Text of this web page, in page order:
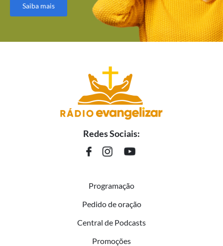
Saiba mais
Redes Sociais:
Programação
Pedido de oração
Central de Podcasts
Promoções